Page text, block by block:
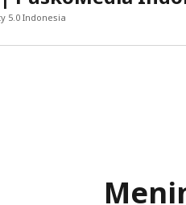
5.0 Indonesia
Keterlibatan Pengguna